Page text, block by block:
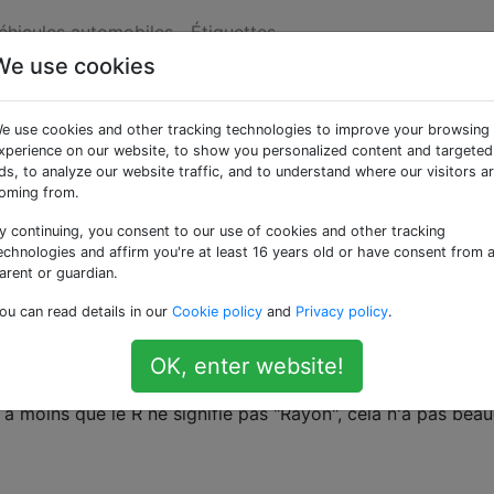
automobiles Étiquettes
«rims»
sur les jantes après la visite de
après avoir amené mon vélo dans un atelier de
et comment les supprimer?
étiquetées «R16» alors que le 16 "est
moins que le R ne signifie pas "Rayon", cela n'a pas
use cookies
use cookies and other tracking technologies to improve your browsing
on our website, to show you personalized content and targeted
to analyze our website traffic, and to understand where our visitors
from.
continuing, you consent to our use of cookies and other tracking
and affirm you're at least 16 years old or have consent from a
or guardian.
can read details in our Cookie policy and Privacy policy.
OK, enter website!